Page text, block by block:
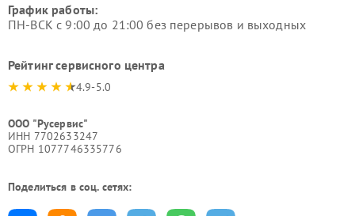
График работы:
ПН-ВСК с 9:00 до 21:00 без перерывов и выходных
Рейтинг сервисного центра
4.9-5.0
ООО "Русервис"
ИНН 7702633247
ОГРН 1077746335776
Поделиться в соц. сетях: